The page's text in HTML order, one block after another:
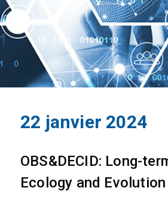
22 janvier 2024
OBS&DECID: Long-
Ecology and Evolution